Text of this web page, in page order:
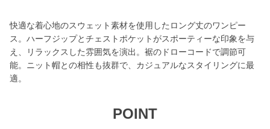
快適な着心地のスウェット素材を使用したロング丈のワンピー
ス。ハーフジップとチェストポケットがスポーティーな印象を与
え、リラックスした雰囲気を演出。裾のドローコードで調節可
能。ニット帽との相性も抜群で、カジュアルなスタイリングに最
適。
POINT